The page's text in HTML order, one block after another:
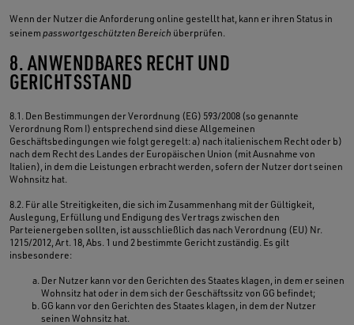
Wenn der Nutzer die Anforderung online gestellt hat, kann er ihren Status in
seinem passwortgeschützten Bereich überprüfen.
8. ANWENDBARES RECHT UND
GERICHTSSTAND
8.1. Den Bestimmungen der Verordnung (EG) 593/2008 (so genannte
Verordnung Rom I) entsprechend sind diese Allgemeinen
Geschäftsbedingungen wie folgt geregelt: a) nach italienischem Recht oder b)
nach dem Recht des Landes der Europäischen Union (mit Ausnahme von
Italien), in dem die Leistungen erbracht werden, sofern der Nutzer dort seinen
Wohnsitz hat.
8.2. Für alle Streitigkeiten, die sich im Zusammenhang mit der Gültigkeit,
Auslegung, Erfüllung und Endigung des Vertrags zwischen den
Parteienergeben sollten, ist ausschließlich das nach Verordnung (EU) Nr.
1215/2012, Art. 18, Abs. 1 und 2 bestimmte Gericht zuständig. Es gilt
insbesondere:
Der Nutzer kann vor den Gerichten des Staates klagen, in dem er seinen
Wohnsitz hat oder in dem sich der Geschäftssitz von GG befindet;
GG kann vor den Gerichten des Staates klagen, in dem der Nutzer
seinen Wohnsitz hat.